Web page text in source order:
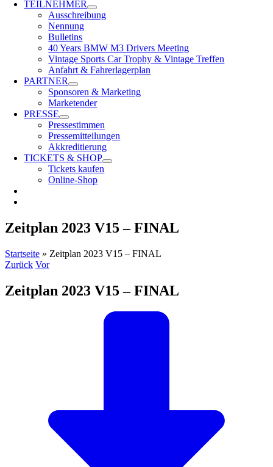
TEILNEHMER
Ausschreibung
Nennung
Bulletins
40 Years BMW M3 Drivers Meeting
Vintage Sports Car Trophy & Vintage Treffen
Anfahrt & Fahrerlagerplan
PARTNER
Sponsoren & Marketing
Marketender
PRESSE
Pressestimmen
Pressemitteilungen
Akkreditierung
TICKETS & SHOP
Tickets kaufen
Online-Shop
Zeitplan 2023 V15 – FINAL
Startseite » Zeitplan 2023 V15 – FINAL
Zurück Vor
Zeitplan 2023 V15 – FINAL